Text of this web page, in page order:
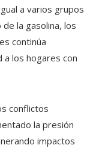
a varios grupos
la gasolina, los
continúa
a los hogares con
conflictos
la presión
impactos